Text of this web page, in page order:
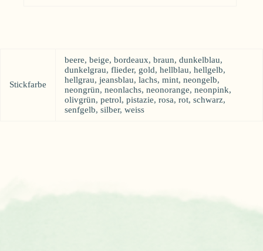
Stickfarbe
beere, beige, bordeaux, braun, dunkelblau,
dunkelgrau, flieder, gold, hellblau, hellgelb,
hellgrau, jeansblau, lachs, mint, neongelb,
neongrün, neonlachs, neonorange, neonpink,
olivgrün, petrol, pistazie, rosa, rot, schwarz,
senfgelb, silber, weiss